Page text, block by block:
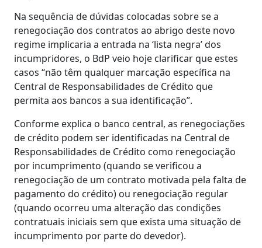
Na sequência de dúvidas colocadas sobre se a
renegociação dos contratos ao abrigo deste novo
regime implicaria a entrada na ‘lista negra’ dos
incumpridores, o BdP veio hoje clarificar que estes
casos “não têm qualquer marcação específica na
Central de Responsabilidades de Crédito que
permita aos bancos a sua identificação”.
Conforme explica o banco central, as renegociações
de crédito podem ser identificadas na Central de
Responsabilidades de Crédito como renegociação
por incumprimento (quando se verificou a
renegociação de um contrato motivada pela falta de
pagamento do crédito) ou renegociação regular
(quando ocorreu uma alteração das condições
contratuais iniciais sem que exista uma situação de
incumprimento por parte do devedor).